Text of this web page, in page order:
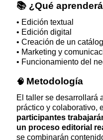
📚 ¿Qué
• Edición textual
• Edición digital
• Creación de un
• Marketing y
• Funcionamiento del
🧠 Metodología
El taller se desarrollará
práctico y colaborativo,
participantes
un proceso editorial
se combinarán